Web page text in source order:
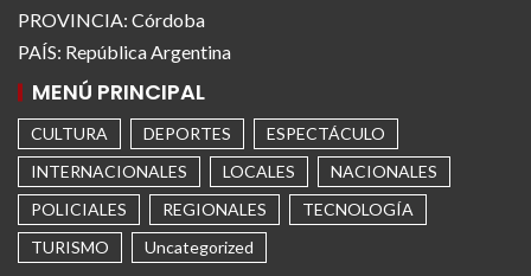
PROVINCIA: Córdoba
PAÍS: República Argentina
MENÚ PRINCIPAL
CULTURA DEPORTES
ESPECTÁCULO
INTERNACIONALES
LOCALES
NACIONALES
POLICIALES
REGIONALES
TECNOLOGÍA
TURISMO
Uncategorized